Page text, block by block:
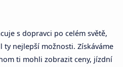
s dopravci po celém světě,
nejlepší možnosti. Získáváme
ti mohli zobrazit ceny, jízdní